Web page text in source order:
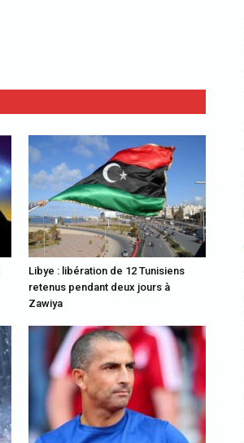
Libye : libération de 12 Tunisiens
retenus pendant deux jours à
Zawiya